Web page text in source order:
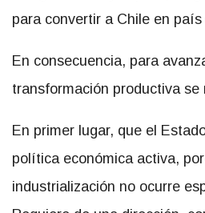
para convertir a Chile en
En consecuencia, para
transformación productiva se
En primer lugar, que el
política económica activa,
industrialización no ocurre